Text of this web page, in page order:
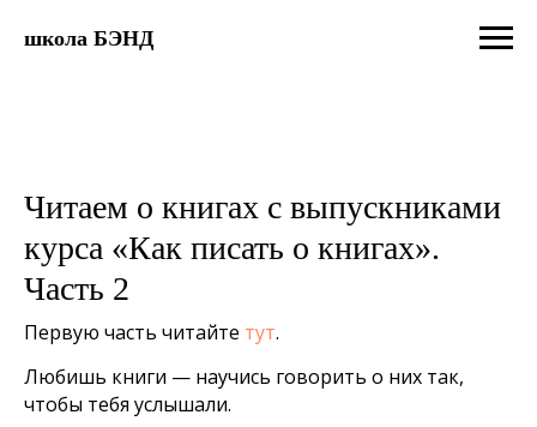
школа БЭНД
Читаем о книгах с выпускниками
курса «Как писать о книгах».
Часть 2
Первую часть читайте тут.
Любишь книги — научись говорить о них так,
чтобы тебя услышали.